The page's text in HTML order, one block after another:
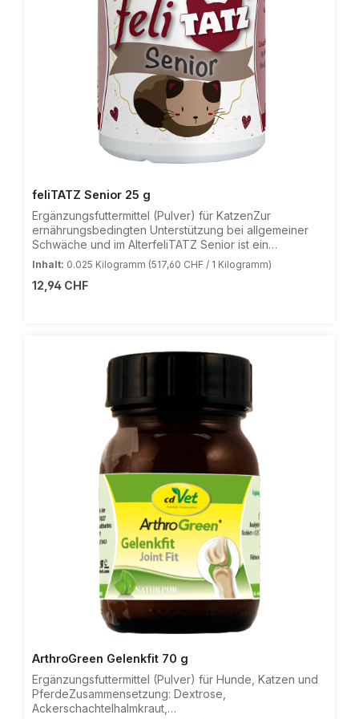
Pfefferminz- und Eukalyptusöl. Kann allergische
Reaktionen hervorrufen.
feliTATZ Senior 25 g
Ergänzungsfuttermittel (Pulver) für KatzenZur
ernährungsbedingten Unterstützung bei allgemeiner
Schwäche und im AlterfeliTATZ Senior ist ein
natürliches Ergänzungsfuttermittel für Katzen und
versorgt den Körper des Tieres mit wertvollen
Kräutern, Vitamin E, Selen, Aminosäuren, Elektrolyten,
Trainingspausen, bei Mangel an Agilität und bei älteren
Tieren auszugleichen.Expertentipp: Zur
Mikronährstoffversorgung ist zusätzlich die Fütterung
von feliTATZ MineralKraft ratsam.Zusammensetzung:
Leinsamen, Biertreber, Weißdornblätter mit Blüten,
Bierhefe, Mariendistelkraut, Birkenblatt,
Brennnesselkraut (gemahlen), Ginkgoblätter,
Löwenzahnkraut, Ingwer,
LöwenzahnwurzelZusatzstoffe/kg:
Ernährungsphysiologische Zusatzstoffe: L-Lysin-
Monohydrochlorid 102 g, L-Methionin (3c305) 55
gAnalytische Bestandteile: Rohprotein 31,2%, Rohfett
15,4%, Rohfaser 11,5%, Rohasche
5,4%Fütterungsempfehlung: 1 Messerspitze täglich
dem Futter beifügen
Inhalt: 0.025 Kilogramm (517,60 CHF / 1 Kilogramm)
Regulärer Preis:
12,94 CHF
ArthroGreen Gelenkfit 70 g
Ergänzungsfuttermittel (Pulver) für Hunde, Katzen und
PferdeZusammensetzung: Dextrose,
Ackerschachtelhalmkraut,